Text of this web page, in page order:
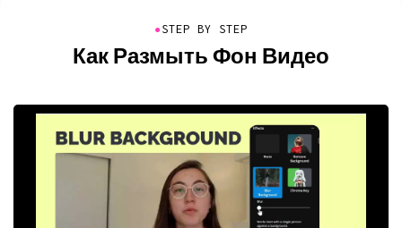
●STEP BY STEP
Как Размыть Фон Видео